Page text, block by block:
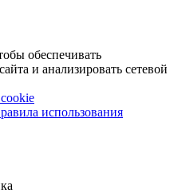
обеспечивать
и анализировать сетевой
использования